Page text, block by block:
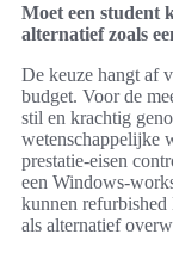
Moet een student
alternatief zoals
De keuze hangt af
budget. Voor de
stil en krachtig
wetenschappelijke
prestatie-eisen
een Windows-
kunnen
als alternatief